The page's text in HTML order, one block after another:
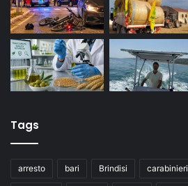
Tags
arresto bari Brindisi carabinieri